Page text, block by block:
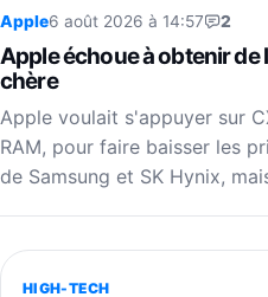
Apple6 août 2026 à 14:57 2
Apple échoue à obtenir de
chère
Apple voulait s'appuyer sur
RAM, pour faire baisser les
de Samsung et SK Hynix,
HIGH-TECH